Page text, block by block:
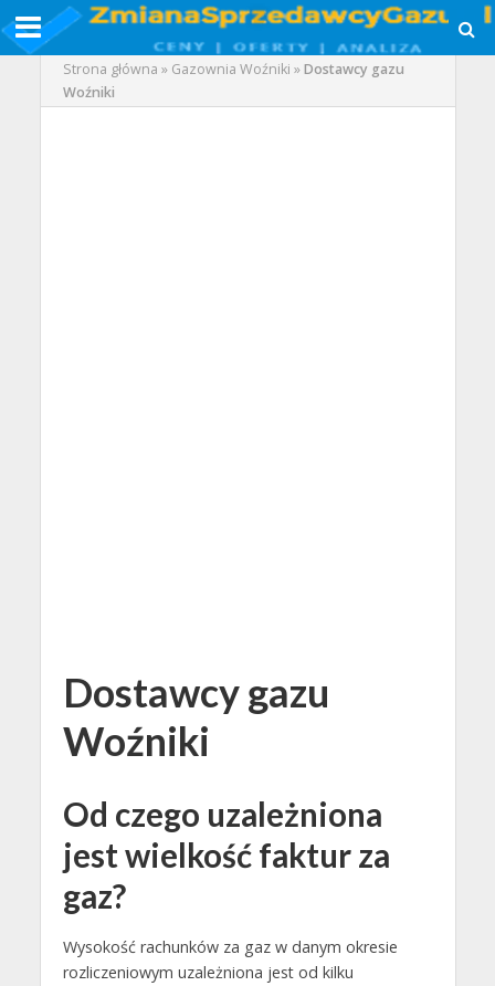
Strona główna » Gazownia Woźniki »Dostawcy gazu
Woźniki
Dostawcy gazu
Woźniki
Od czego uzależniona
jest wielkość faktur za
gaz?
Wysokość rachunków za gaz w danym okresie
rozliczeniowym uzależniona jest od kilku